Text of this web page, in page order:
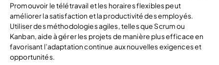
Promouvoir le télétravail et les horaires flexibles peut
améliorer la satisfaction et la productivité des employés.
Utiliser des méthodologies agiles, telles que Scrum ou
Kanban, aide à gérer les projets de manière plus efficace en
favorisant l’adaptation continue aux nouvelles exigences et
opportunités.